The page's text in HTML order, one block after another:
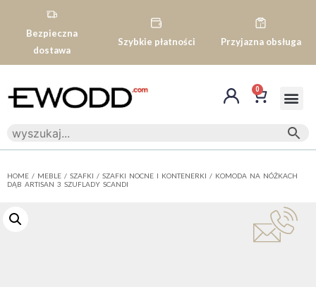
Bezpieczna
dostawa
Szybkie płatności Przyjazna obsługa
0
HOME / MEBLE / SZAFKI / SZAFKI NOCNE I KONTENERKI / KOMODA NA NÓŻKACH
DĄB ARTISAN 3 SZUFLADY SCANDI